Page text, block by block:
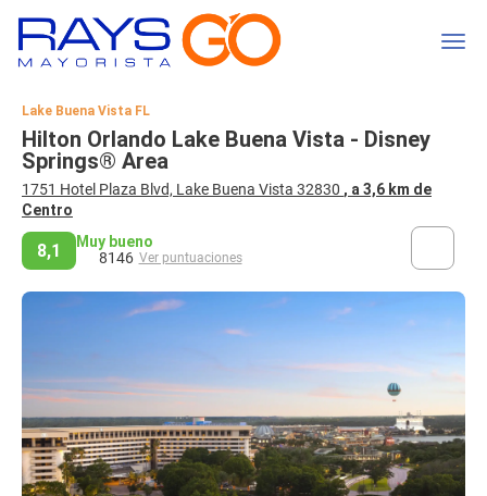
Lake Buena Vista FL
Hilton Orlando Lake Buena Vista - Disney
Springs® Area
1751 Hotel Plaza Blvd, Lake Buena Vista 32830 , a 3,6 km de
Centro
8,1
Muy bueno
8146 Ver puntuaciones